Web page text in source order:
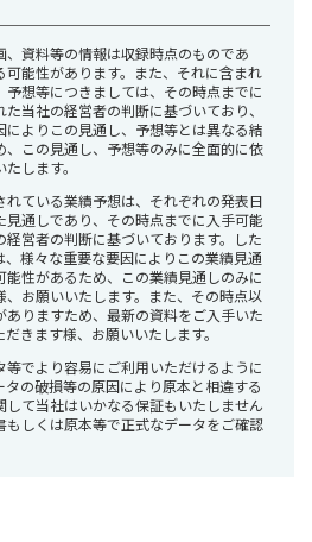
資料等の情報は収録時点のものであ
可能性があります。また、それに含まれ
予想等につきましては、その時点までに
当社の経営者の判断に基づいており、
によりこの見通し、予想等とは異なる結
、この見通し、予想等のみに全面的に依
します。
ている業績予想は、それぞれの発表日
通しであり、その時点までに入手可能
営者の判断に基づいております。した
様々な重要な要因によりこの業績見通
能性があるため、この業績見通しのみに
お願いいたします。また、その時点以
ありますため、最新の資料をご入手いた
きます様、お願いいたします。
でより容易にご利用いただけるように
の破損等の原因により原本と相違する
て当社はいかなる保証もいたしません
もしくは原本等で正式なデータをご確認